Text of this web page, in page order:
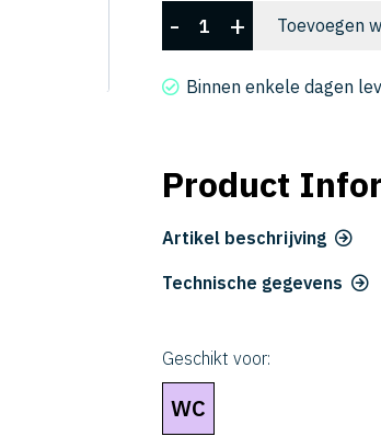
UDCLRSH
2020-
010060
- + Toevoegen
Binnen enkele dagen
Product
Artikel beschrijving
Technische gegevens
Geschikt voor:
WC